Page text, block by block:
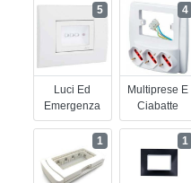
Luci Ed
Emergenza
5
Multiprese E
Ciabatte
4
1 1